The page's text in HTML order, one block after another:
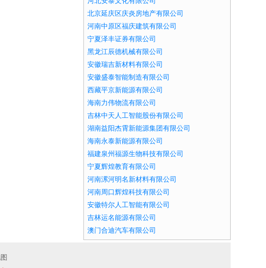
北京延庆区庆炎房地产有限公司
河南中原区福庆建筑有限公司
宁夏泽丰证券有限公司
黑龙江辰德机械有限公司
安徽瑞吉新材料有限公司
安徽盛泰智能制造有限公司
西藏平京新能源有限公司
海南力伟物流有限公司
吉林中天人工智能股份有限公司
湖南益阳杰霄新能源集团有限公司
海南永泰新能源有限公司
福建泉州福源生物科技有限公司
宁夏辉煌教育有限公司
河南漯河明名新材料有限公司
河南周口辉煌科技有限公司
安徽特尔人工智能有限公司
吉林运名能源有限公司
澳门合迪汽车有限公司